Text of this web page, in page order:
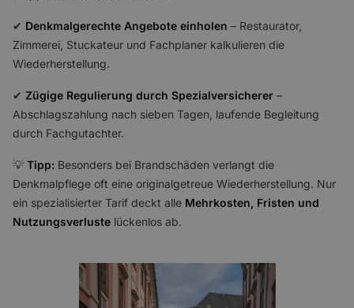
✔ Denkmalgerechte Angebote einholen – Restaurator,
Zimmerei, Stuckateur und Fachplaner kalkulieren die
Wiederherstellung.
✔ Zügige Regulierung durch Spezialversicherer –
Abschlagszahlung nach sieben Tagen, laufende Begleitung
durch Fachgutachter.
💡 Tipp: Besonders bei Brandschäden verlangt die
Denkmalpflege oft eine originalgetreue Wiederherstellung. Nur
ein spezialisierter Tarif deckt alle Mehrkosten, Fristen und
Nutzungsverluste lückenlos ab.